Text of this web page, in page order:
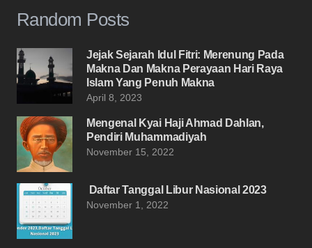
Random Posts
Jejak Sejarah Idul Fitri: Merenung Pada
Makna Dan Makna Perayaan Hari Raya
Islam Yang Penuh Makna
April 8, 2023
Mengenal Kyai Haji Ahmad Dahlan,
Pendiri Muhammadiyah
November 15, 2022
Daftar Tanggal Libur Nasional 2023
November 1, 2022